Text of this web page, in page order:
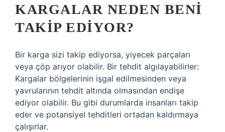
KARGALAR NEDEN BENI
TAKIP EDIYOR?
Bir karga sizi takip ediyorsa, yiyecek parçaları
veya çöp arıyor olabilir. Bir tehdit algılayabilirler:
Kargalar bölgelerinin işgal edilmesinden veya
yavrularının tehdit altında olmasından endişe
ediyor olabilir. Bu gibi durumlarda insanları takip
eder ve potansiyel tehditleri ortadan kaldırmaya
çalışırlar.